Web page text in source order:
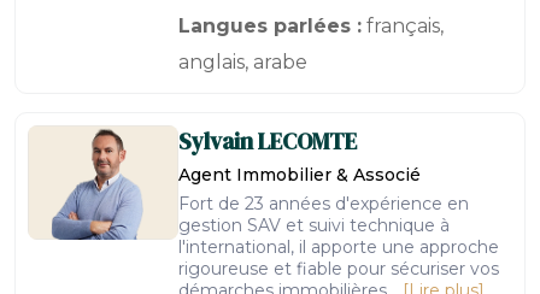
Langues parlées : français,
anglais, arabe
SylvainLECOMTE
Agent Immobilier & Associé
Fort de 23 années d'expérience en
gestion SAV et suivi technique à
l'international, il apporte une approche
rigoureuse et fiable pour sécuriser vos